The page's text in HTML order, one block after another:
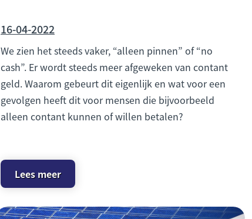
16-04-2022
We zien het steeds vaker, “alleen pinnen” of “no
cash”. Er wordt steeds meer afgeweken van contant
geld. Waarom gebeurt dit eigenlijk en wat voor een
gevolgen heeft dit voor mensen die bijvoorbeeld
alleen contant kunnen of willen betalen?
Lees meer